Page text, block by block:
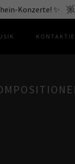
Konzerte! ✨